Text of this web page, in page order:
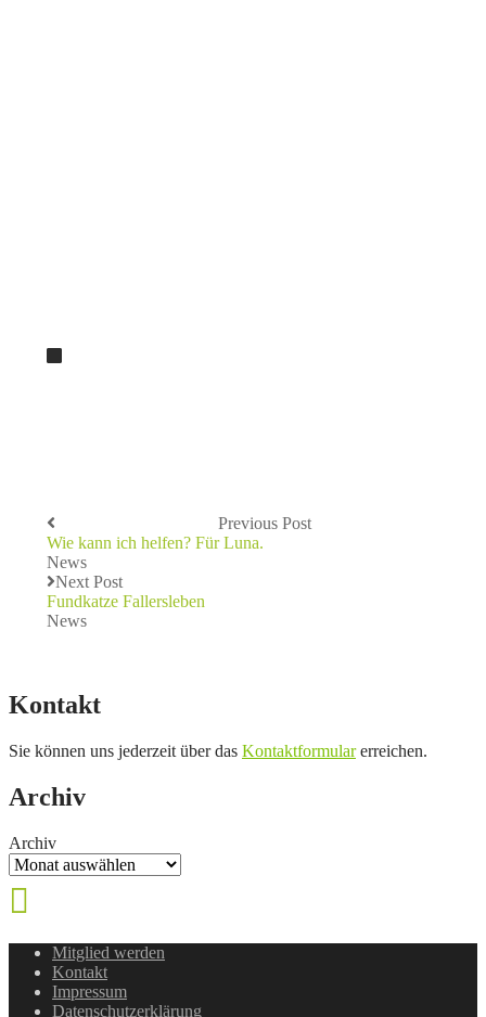
Previous Post
Wie kann ich helfen? Für Luna.
News
Next Post
Fundkatze Fallersleben
News
Kontakt
Sie können uns jederzeit über das Kontaktformularerreichen.
Archiv
Archiv
Mitglied werden
Kontakt
Impressum
Datenschutzerklärung